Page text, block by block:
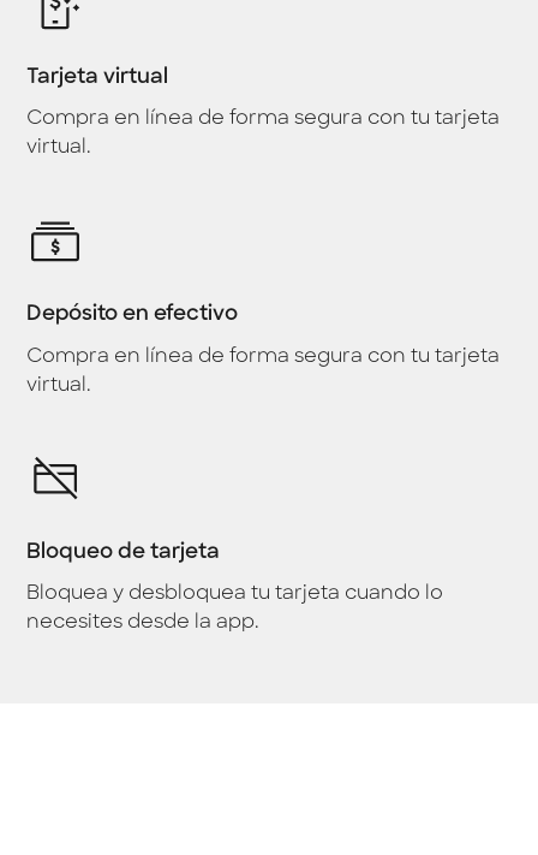
Tarjeta virtual
Compra en línea de forma segura con tu tarjeta
virtual.
Depósito en efectivo
Compra en línea de forma segura con tu tarjeta
virtual.
Bloqueo de tarjeta
Bloquea y desbloquea tu tarjeta cuando lo
necesites desde la app.